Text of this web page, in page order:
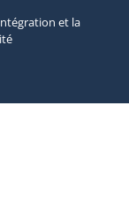
et la